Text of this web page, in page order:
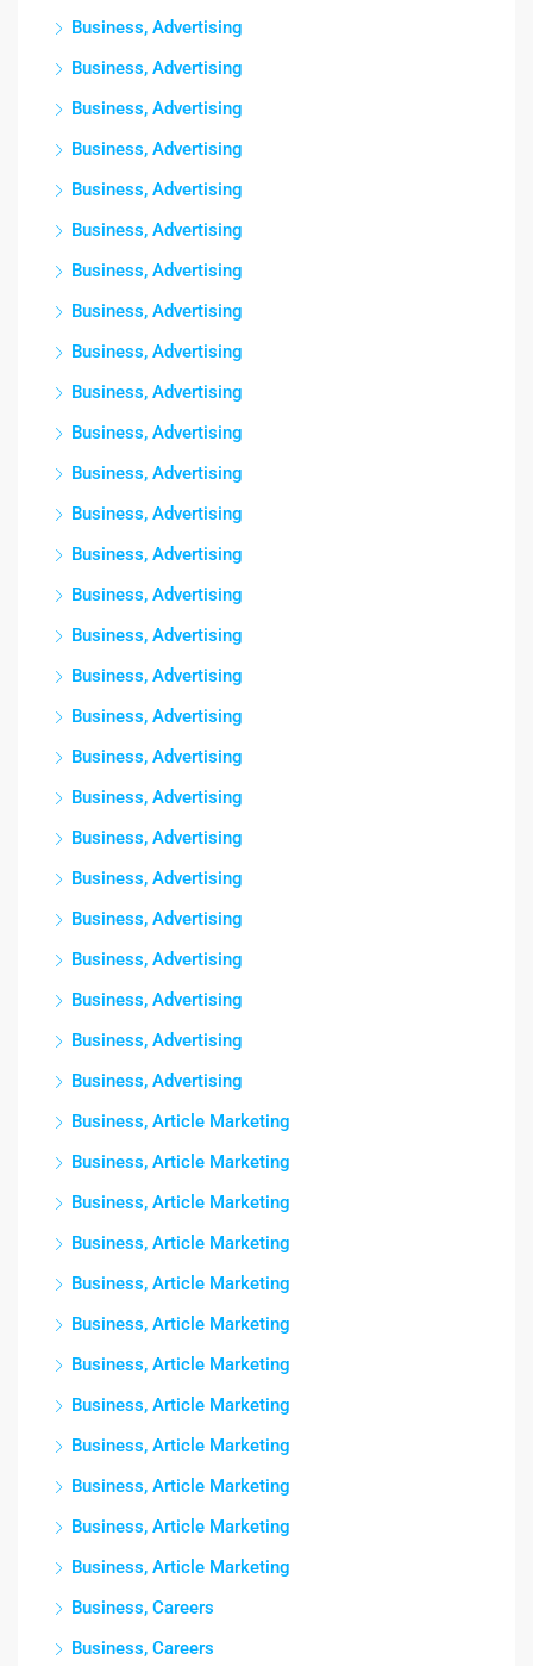
Business, Advertising
Business, Advertising
Business, Advertising
Business, Advertising
Business, Advertising
Business, Advertising
Business, Advertising
Business, Advertising
Business, Advertising
Business, Advertising
Business, Advertising
Business, Advertising
Business, Advertising
Business, Advertising
Business, Advertising
Business, Advertising
Business, Advertising
Business, Advertising
Business, Advertising
Business, Advertising
Business, Advertising
Business, Advertising
Business, Advertising
Business, Advertising
Business, Advertising
Business, Advertising
Business, Advertising
Business, Article Marketing
Business, Article Marketing
Business, Article Marketing
Business, Article Marketing
Business, Article Marketing
Business, Article Marketing
Business, Article Marketing
Business, Article Marketing
Business, Article Marketing
Business, Article Marketing
Business, Article Marketing
Business, Article Marketing
Business, Careers
Business, Careers